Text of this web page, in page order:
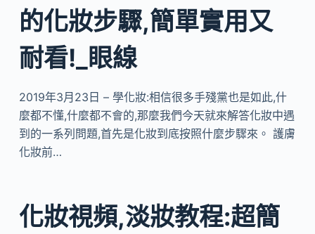
的化妝步驟,簡單實用又
耐看!_眼線
2019年3月23日 – 學化妝:相信很多手殘黨也是如此,什
麼都不懂,什麼都不會的,那麼我們今天就來解答化妝中遇
到的一系列問題,首先是化妝到底按照什麼步驟來。 護膚
化妝前…
化妝視頻,淡妝教程:超簡